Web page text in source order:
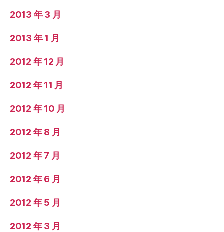
2013 年 3 月
2013 年 1 月
2012 年 12 月
2012 年 11 月
2012 年 10 月
2012 年 8 月
2012 年 7 月
2012 年 6 月
2012 年 5 月
2012 年 3 月